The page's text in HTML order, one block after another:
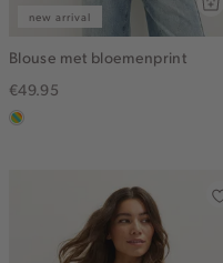
new arrival
Blouse met bloemenprint
€49.95
meerkleurig